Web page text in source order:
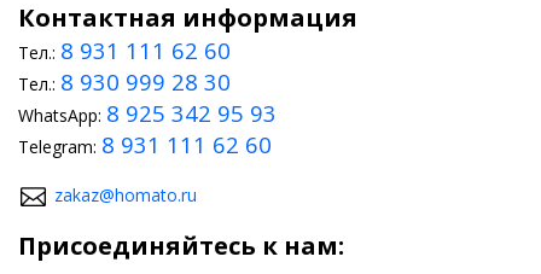
Контактная информация
Тел.: 8 931 111 62 60
Тел.: 8 930 999 28 30
WhatsApp: 8 925 342 95 93
Telegram: 8 931 111 62 60
zakaz@homato.ru
Присоединяйтесь к нам: